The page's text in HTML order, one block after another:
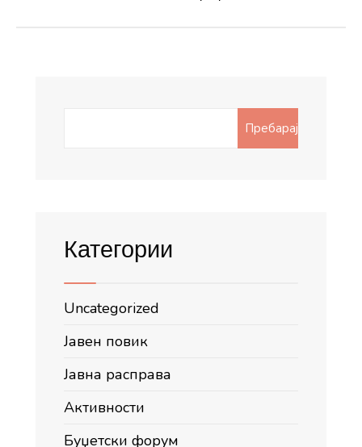
Пребарај
Категории
Uncategorized
Јавен повик
Јавна расправа
Активности
Буџетски форум